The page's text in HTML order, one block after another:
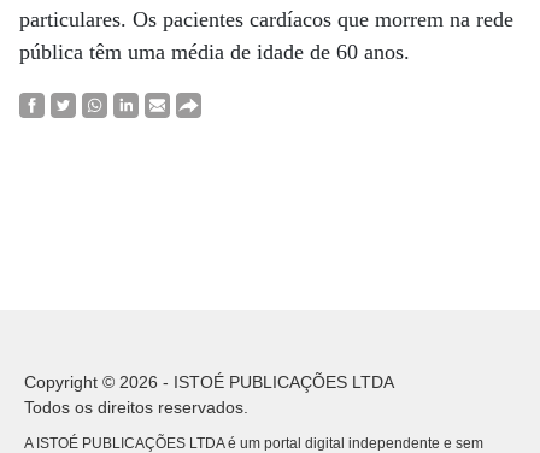
particulares. Os pacientes cardíacos que morrem na rede
pública têm uma média de idade de 60 anos.
Copyright © 2026 - ISTOÉ PUBLICAÇÕES LTDA
Todos os direitos reservados.
A ISTOÉ PUBLICAÇÕES LTDA é um portal digital independente e sem